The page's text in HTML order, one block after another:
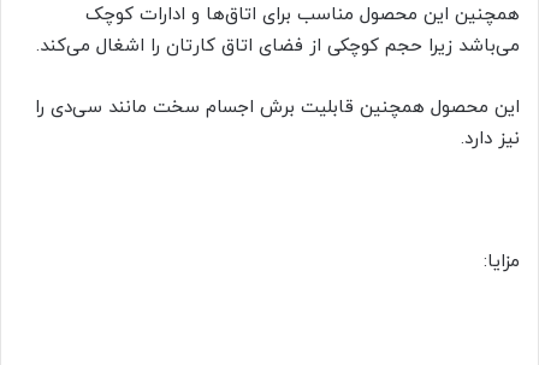
همچنین این محصول مناسب برای اتاق‌ها و ادارات کوچک
می‌باشد زیرا حجم کوچکی از فضای اتاق کارتان را اشغال می‌کند.
این محصول همچنین قابلیت برش اجسام سخت مانند سی‌دی را
نیز دارد.
مزایا: